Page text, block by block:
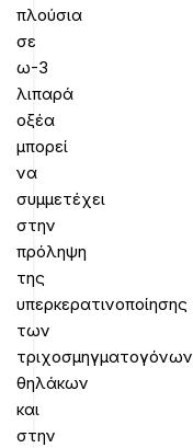
πλούσια
σε
ω-3
λιπαρά
οξέα
μπορεί
να
συμμετέχει
στην
πρόληψη
της
υπερκερατινοποίησης
των
τριχοσμηγματογόνων
θηλάκων
και
στην